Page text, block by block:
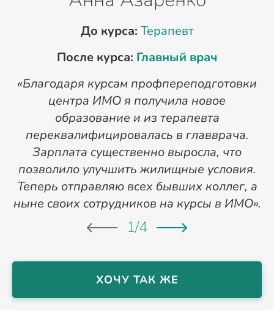
До курса: Терапевт
После курса: Главный врач
«Благодаря курсам профпереподготовки
центра ИМО я получила новое
образование и из терапевта
переквалифицировалась в главврача.
Зарплата существенно выросла, что
позволило улучшить жилищные условия.
Теперь отправляю всех бывших коллег, а
ныне своих сотрудников на курсы в ИМО».
1/4
ХОЧУ ТАК ЖЕ